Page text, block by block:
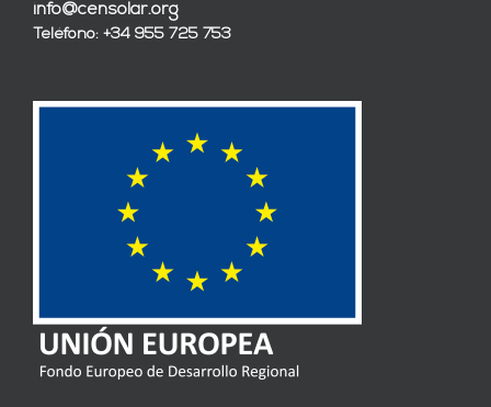
info@censolar.org
Teléfono: +34 955 725 753